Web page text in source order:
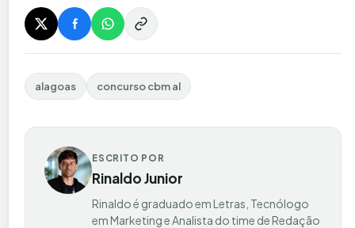
alagoas concurso cbm al
ESCRITO POR
Rinaldo Junior
Rinaldo é graduado em Letras, Tecnólogo
em Marketing e Analista do time de Redação